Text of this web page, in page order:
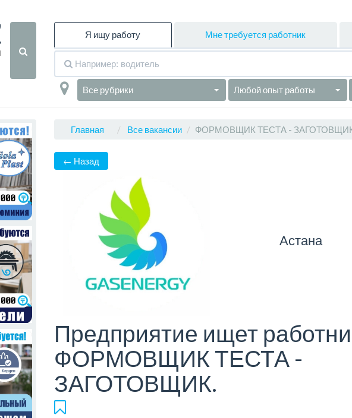
Я ищу работу Мне требуется работник
Все рубрики Любой опыт работы
Главная Все вакансии ФОРМОВЩИК ТЕСТА -
← Назад
Астана
Предприятие ищет
ФОРМОВЩИК ТЕСТА -
ЗАГОТОВЩИК.